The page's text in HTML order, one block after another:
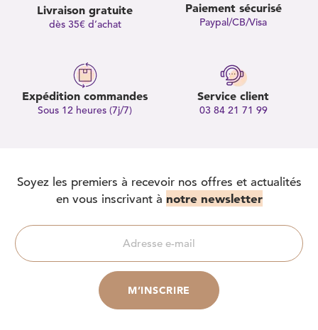
Livraison gratuite
dès 35€ d’achat
Paiement sécurisé
Paypal/CB/Visa
Expédition commandes
Sous 12 heures (7j/7)
Service client
03 84 21 71 99
Soyez les premiers à recevoir nos offres et actualités
en vous inscrivant à notre newsletter